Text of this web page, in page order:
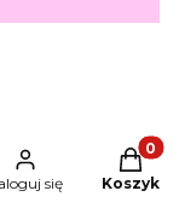
się Koszyk